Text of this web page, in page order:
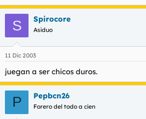
S Spirocore
Asiduo
11 Dic 2003
juegan a ser chicos duros.
P Pepbcn26
Forero del todo a cien